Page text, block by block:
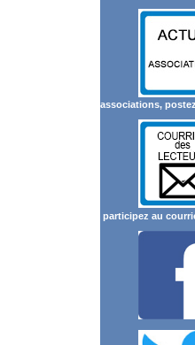
associations,
participez au